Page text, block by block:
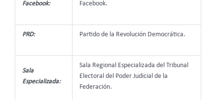
Facebook:
Facebook.
PRD: Partido de la Revolución Democrática.
Sala
Especializada:
Sala Regional Especializada del Tribunal
Electoral del Poder Judicial de la
Federación.